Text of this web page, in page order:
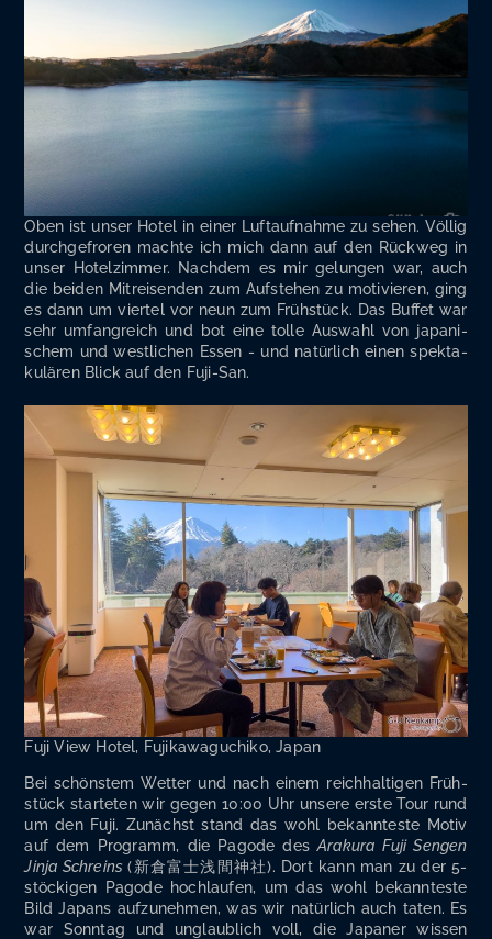
Oben ist unser Hotel in einer Luft­auf­nah­me zu sehen. Völ­lig
durch­ge­fro­ren mach­te ich mich dann auf den Rück­weg in
unser Hotel­zim­mer. Nach­dem es mir gelun­gen war, auch
die bei­den Mit­rei­sen­den zum Auf­ste­hen zu moti­vie­ren, ging
es dann um vier­tel vor neun zum Früh­stück. Das Buf­fet war
sehr umfang­reich und bot eine tol­le Aus­wahl von japa­ni­
schem und west­li­chen Essen - und natür­lich einen spek­ta­
ku­lä­ren Blick auf den Fuji-San.
Fuji View Hotel, Fuji­ka­wa­guchi­ko, Japan
Bei schöns­tem Wet­ter und nach einem reich­hal­ti­gen Früh­
stück star­te­ten wir gegen 10:00 Uhr unse­re ers­te Tour rund
um den Fuji. Zunächst stand das wohl bekann­tes­te Motiv
auf dem Pro­gramm, die Pago­de desAra­ku­ra Fuji Sen­gen
Jin­ja Schreins(新倉富士浅間神社). Dort kann man zu der 5-
stö­cki­gen Pago­de hoch­lau­fen, um das wohl bekann­tes­te
Bild Japans auf­zu­neh­men, was wir natür­lich auch taten. Es
war Sonn­tag und unglaub­lich voll, die Japa­ner wis­sen